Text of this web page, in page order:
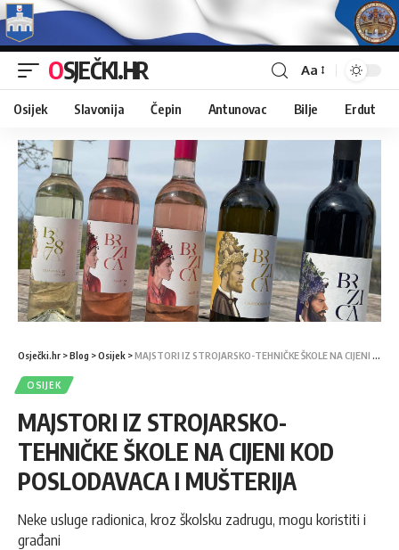
OSJEČKI.HR Aa
Osijek Slavonija Čepin Antunovac Bilje Erdut
Osječki.hr >Blog >Osijek >MAJSTORI IZ STROJARSKO-TEHNIČKE ŠKOLE NA CIJENI KOD POSLODAVACA I MUŠTERIJA
OSIJEK
MAJSTORI IZ STROJARSKO-
TEHNIČKE ŠKOLE NA CIJENI KOD
POSLODAVACA I MUŠTERIJA
Neke usluge radionica, kroz školsku zadrugu, mogu koristiti i
građani